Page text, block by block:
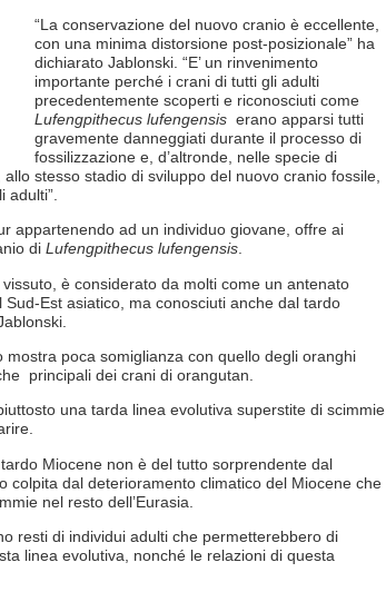
“La conservazione del nuovo cranio è eccellente,
con una minima distorsione post-posizionale” ha
dichiarato Jablonski. “E’ un rinvenimento
importante perché i crani di tutti gli adulti
precedentemente scoperti e riconosciuti come
Lufengpithecus lufengensis erano apparsi tutti
gravemente danneggiati durante il processo di
fossilizzazione e, d’altronde, nelle specie di
stesso stadio di sviluppo del nuovo cranio fossile,
appartenendo ad un individuo giovane, offre ai
di Lufengpithecus lufengensis
vissuto, è considerato da molti come un antenato
Est asiatico, ma conosciuti anche dal tardo
poca somiglianza con quello degli oranghi
principali dei crani di orangutan.
una tarda linea evolutiva superstite di scimmie
Miocene non è del tutto sorprendente dal
colpita dal deterioramento climatico del Miocene che
nel resto dell’Eurasia.
resti di individui adulti che permetterebbero di
linea evolutiva, nonché le relazioni di questa